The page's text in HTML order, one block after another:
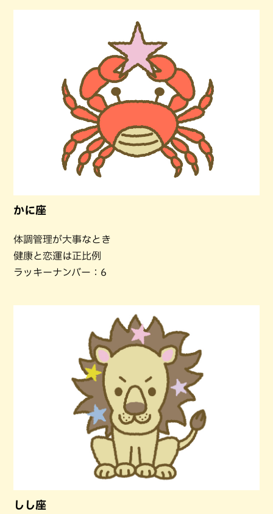
かに座
体調管理が大事なとき
健康と恋運は正比例
ラッキーナンバー：6
しし座